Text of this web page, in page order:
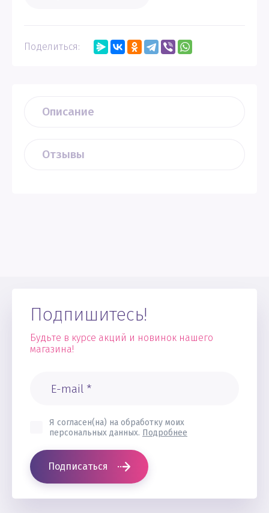
Поделиться:
Описание
Отзывы
Подпишитесь!
Будьте в курсе акций и новинок нашего
магазина!
Я согласен(на) на обработку моих
персональных данных. Подробнее
Подписаться